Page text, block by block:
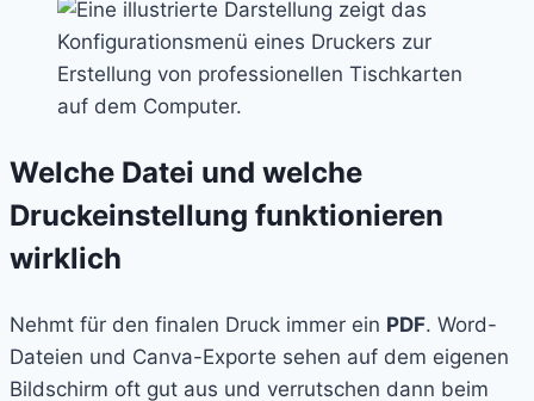
Welche Datei und welche
Druckeinstellung funktionieren
wirklich
Nehmt für den finalen Druck immer ein PDF. Word-
Dateien und Canva-Exporte sehen auf dem eigenen
Bildschirm oft gut aus und verrutschen dann beim